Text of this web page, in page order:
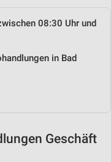
08:30 Uhr und
in Bad
Geschäft